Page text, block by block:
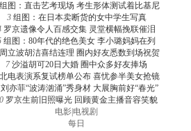
组图：直击艺考现场 考生形体测试着比基尼
3 组图：在日本卖断货的女中学生写真
罗京遗像令人百感交集 灵堂横幅挽联催泪
组图：80年代的绝色美女 李小璐妈妈在列
周立波胡洁喜结连理 圈内好友悉数到场祝贺
7 沙溢胡可20日大婚 圈中众多好友捧场
北电表演系复试榜单公布 喜忧参半美女抢镜
刘亦菲“波涛汹涌”秀身材 大展胸前好“春光”
罗京生前旧照曝光 回顾黄金主播音容笑貌
电影 电视剧
每日